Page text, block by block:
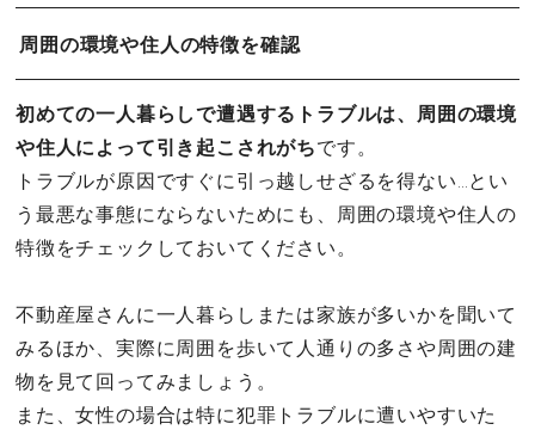
周囲の環境や住人の特徴を確認
初めての一人暮らしで遭遇するトラブルは、周囲の環境
や住人によって引き起こされがちです。
トラブルが原因ですぐに引っ越しせざるを得ない…とい
う最悪な事態にならないためにも、周囲の環境や住人の
特徴をチェックしておいてください。
不動産屋さんに一人暮らしまたは家族が多いかを聞いて
みるほか、実際に周囲を歩いて人通りの多さや周囲の建
物を見て回ってみましょう。
また、女性の場合は特に犯罪トラブルに遭いやすいた